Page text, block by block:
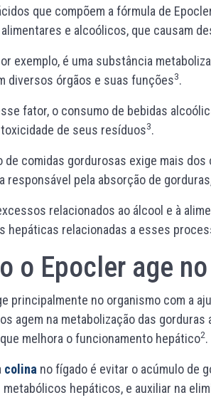
que compõem a fórmula de
e alcoólicos, que causam
exemplo, é uma substância
diversos órgãos e suas funções3.
fator, o consumo de bebidas
de seus resíduos3.
de comidas gordurosas exige mais
responsável pela absorção de
relacionados ao álcool e à
hepáticas relacionadas a esses
o Epocler age
principalmente no organismo com a
agem na metabolização das
melhora o funcionamento hepático2.
colina no fígado é evitar o acúmulo de
hepáticos, e auxiliar na